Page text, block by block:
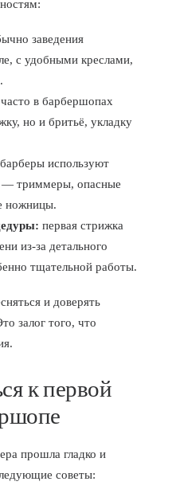
заведения
с удобными креслами,
часто в барбершопах
но и бритьё, укладку
барберы используют
— триммеры, опасные
ножницы.
первая стрижка
из-за детального
тщательной работы.
и доверять
залог того, что
к первой
прошла гладко и
советы: